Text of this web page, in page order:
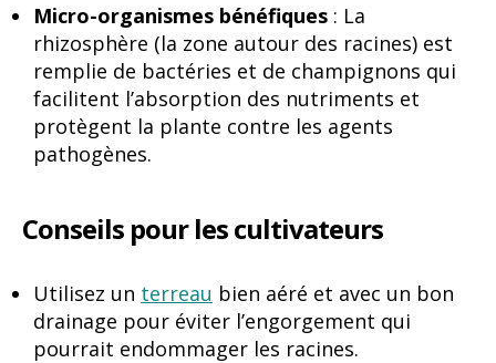
Micro-organismes bénéfiques : La
rhizosphère (la zone autour des racines) est
remplie de bactéries et de champignons qui
facilitent l’absorption des nutriments et
protègent la plante contre les agents
pathogènes.
Conseils pour les cultivateurs
Utilisez un terreau bien aéré et avec un bon
drainage pour éviter l’engorgement qui
pourrait endommager les racines.